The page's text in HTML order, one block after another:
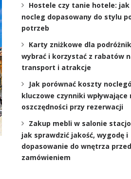
Hostele czy tanie hotele: jak
nocleg dopasowany do stylu
potrzeb
Karty zniżkowe dla
wybrać i korzystać z rabatów
transport i atrakcje
Jak porównać koszty
kluczowe czynniki wpływające
oszczędności przy rezerwacji
Zakup mebli w salonie
jak sprawdzić jakość, wygodę i
dopasowanie do wnętrza przed
zamówieniem